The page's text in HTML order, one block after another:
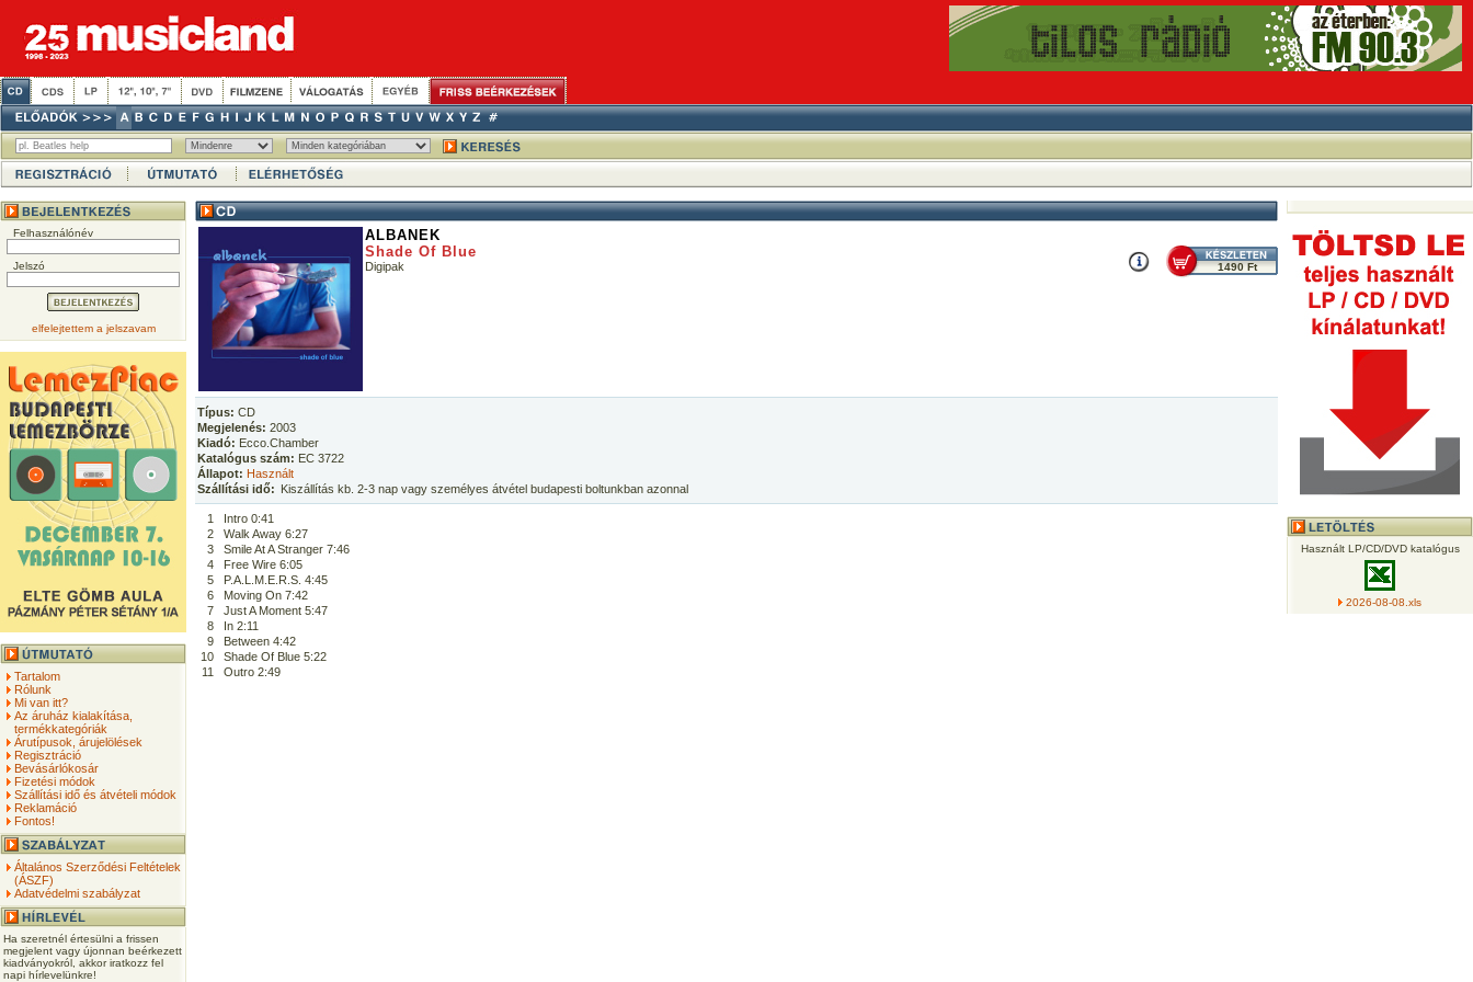
Felhasználónév
Jelszó
elfelejtettem a jelszavam
Tartalom
Rólunk
Mi van itt?
Az áruház kialakítása,
termékkategóriák
Árutípusok, árujelölések
Regisztráció
Bevásárlókosár
Fizetési módok
Szállítási idő és átvételi módok
Reklamáció
Fontos!
Általános Szerződési Feltételek
(ÁSZF)
Adatvédelmi szabályzat
Ha szeretnél értesülni a frissen
megjelent vagy újonnan beérkezett
kiadványokról, akkor iratkozz fel
napi hírlevelünkre!
ALBANEK
Shade Of Blue
Digipak 1490 Ft
Típus: CD
Megjelenés: 2003
Kiadó: Ecco.Chamber
Katalógus szám: EC 3722
Állapot: Használt
Szállítási idő: Kiszállítás kb. 2-3 nap vagy személyes átvétel budapesti boltunkban azonnal
1
Intro 0:41
2
Walk Away 6:27
3
Smile At A Stranger 7:46
4
Free Wire 6:05
5
P.A.L.M.E.R.S. 4:45
6
Moving On 7:42
7
Just A Moment 5:47
8
In 2:11
9
Between 4:42
10
Shade Of Blue 5:22
11
Outro 2:49
Használt LP/CD/DVD katalógus
2026-08-08.xls